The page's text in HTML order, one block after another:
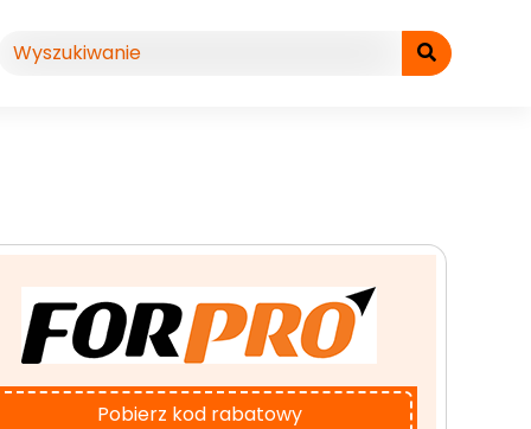
Pobierz kod rabatowy